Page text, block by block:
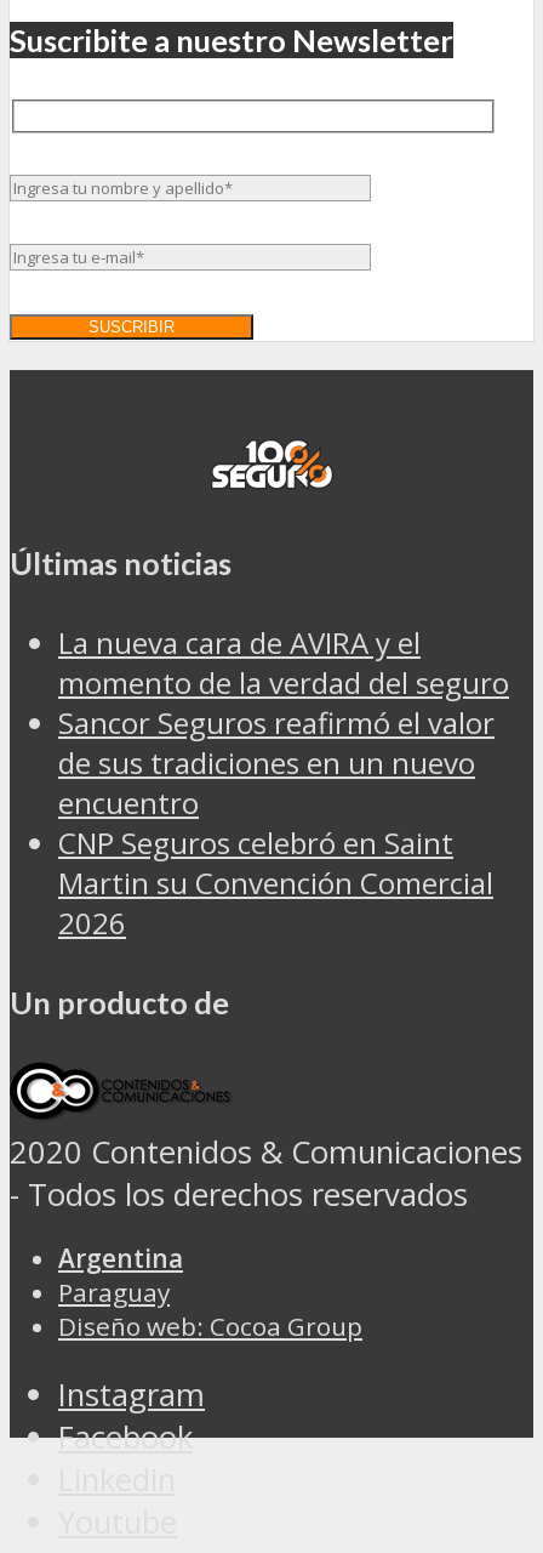
Suscribite a nuestro Newsletter
Últimas noticias
La nueva cara de AVIRA y el
momento de la verdad del seguro
Sancor Seguros reafirmó el valor
de sus tradiciones en un nuevo
encuentro
CNP Seguros celebró en Saint
Martin su Convención Comercial
2026
Un producto de
2020 Contenidos & Comunicaciones
- Todos los derechos reservados
Argentina
Paraguay
Diseño web: Cocoa Group
Instagram
Facebook